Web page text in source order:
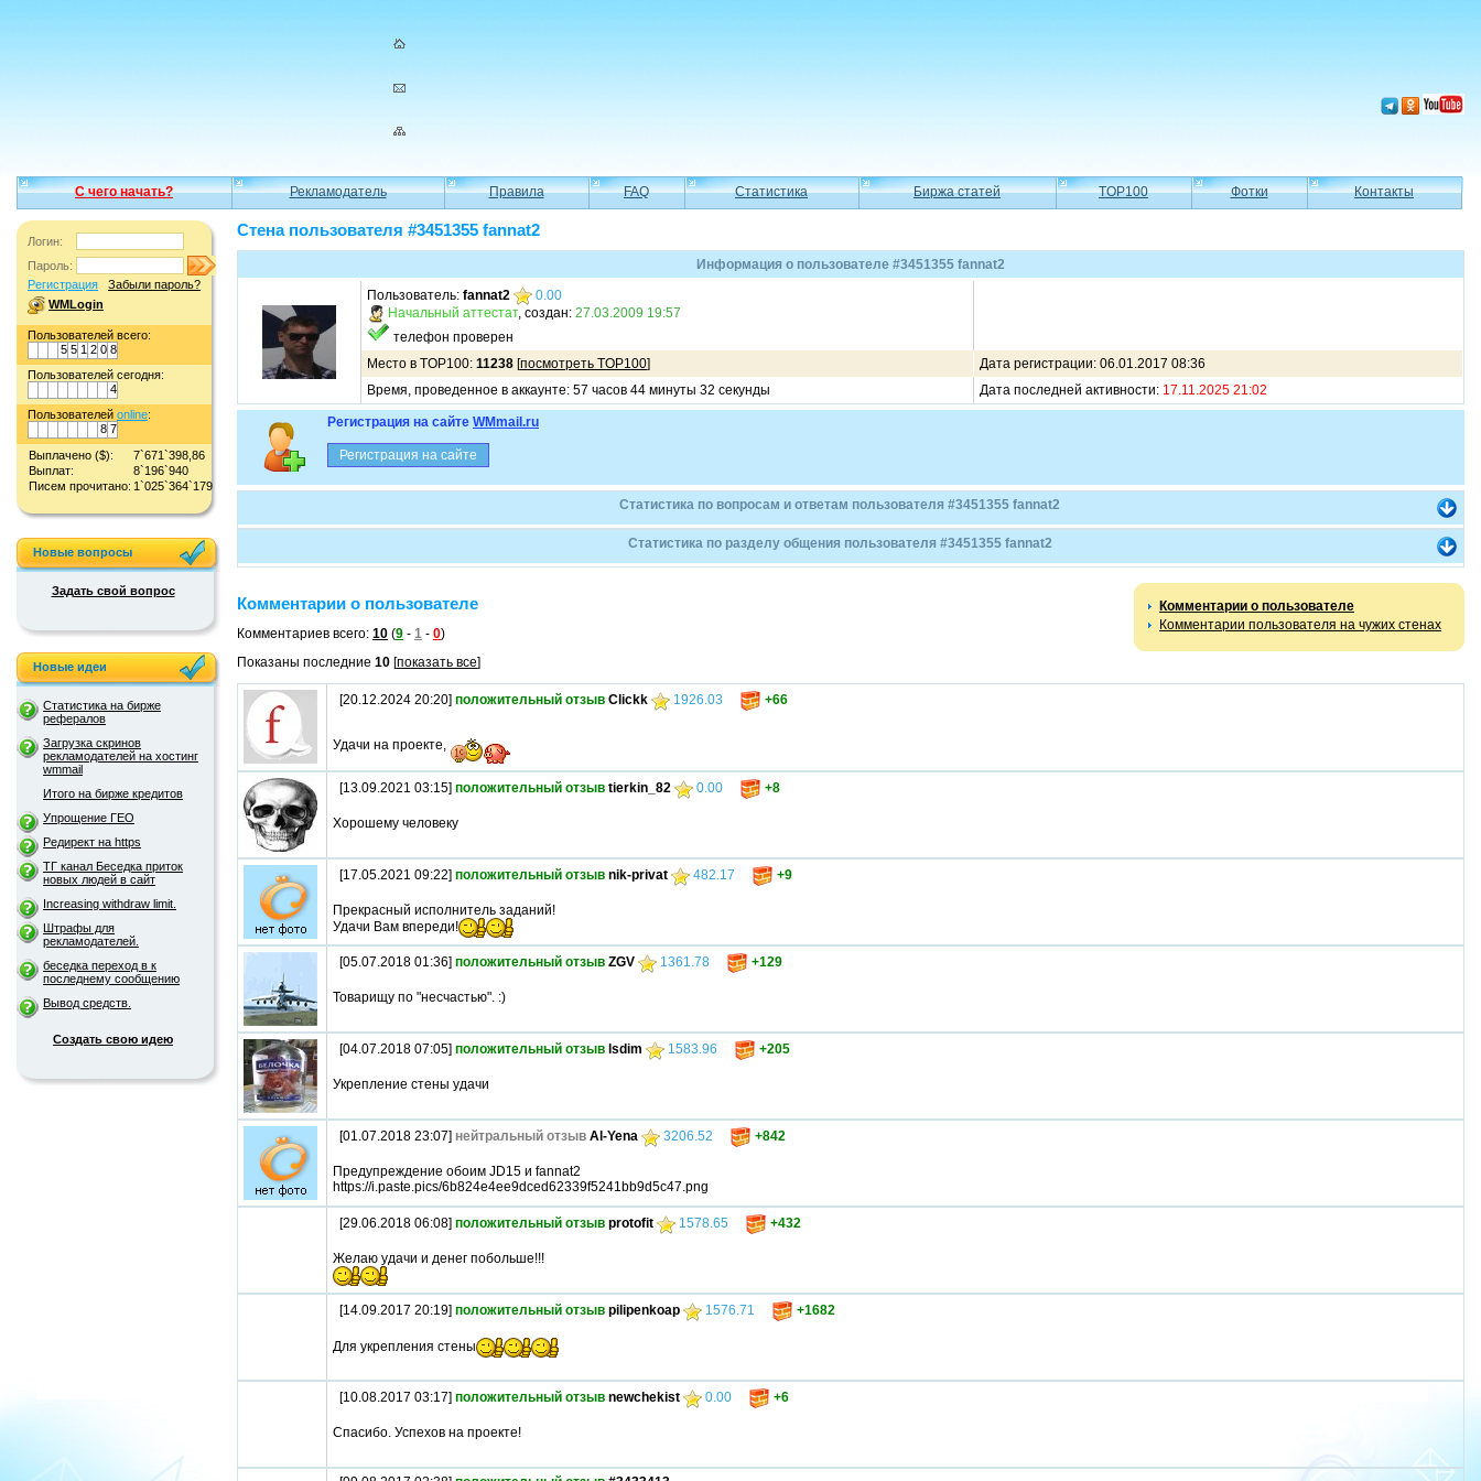
С чего начать? Рекламодатель Правила FAQ Статистика Биржа статей TOP100 Фотки Контакты
Логин:
Пароль:
Регистрация
Забыли пароль?
WMLogin
Пользователей всего:
5 5 1 2 0 8
Пользователей сегодня:
4
Пользователей online:
8 7
Выплачено ($):
7`671`398,86
Выплат:
8`196`940
Писем прочитано: 1`025`364`179
Новые вопросы
Задать свой вопрос
Новые идеи
Статистика на бирже
рефералов
Загрузка скринов
рекламодателей на хостинг
wmmail
Итого на бирже кредитов
Упрощение ГЕО
Редирект на https
ТГ канал Беседка приток
новых людей в сайт
Increasing withdraw limit.
Штрафы для
рекламодателей.
беседка переход в к
последнему сообщению
Вывод средств.
Создать свою идею
Стена пользователя #3451355 fannat2
Информация о пользователе #3451355 fannat2
Пользователь: fannat2
0.00
Начальный аттестат, создан: 27.03.2009 19:57
телефон проверен
Место в TOP100: 11238 [посмотреть TOP100]
Дата регистрации: 06.01.2017 08:36
Время, проведенное в аккаунте: 57 часов 44 минуты 32 секунды
Дата последней активности: 17.11.2025 21:02
Регистрация на сайте WMmail.ru
Статистика по вопросам и ответам пользователя #3451355 fannat2
Статистика по разделу общения пользователя #3451355 fannat2
Комментарии о пользователе
Комментарии пользователя на чужих стенах
Комментарии о пользователе
Комментариев всего: 10 (9 - 1 - 0)
Показаны последние 10 [показать все]
[20.12.2024 20:20] положительный отзыв Clickk 1926.03 +66
Удачи на проекте,
[13.09.2021 03:15] положительный отзыв tierkin_82 0.00 +8
Хорошему человеку
[17.05.2021 09:22] положительный отзыв nik-privat 482.17 +9
Прекрасный исполнитель заданий!
Удачи Вам впереди!
[05.07.2018 01:36] положительный отзыв ZGV 1361.78 +129
Товарищу по "несчастью". :)
[04.07.2018 07:05] положительный отзыв lsdim 1583.96 +205
Укрепление стены удачи
[01.07.2018 23:07] нейтральный отзыв Al-Yena 3206.52 +842
Предупреждение обоим JD15 и fannat2
https://i.paste.pics/6b824e4ee9dced62339f5241bb9d5c47.png
[29.06.2018 06:08] положительный отзыв protofit 1578.65 +432
Желаю удачи и денег побольше!!!
[14.09.2017 20:19] положительный отзыв pilipenkoap 1576.71 +1682
Для укрепления стены
[10.08.2017 03:17] положительный отзыв newchekist 0.00 +6
Спасибо. Успехов на проекте!